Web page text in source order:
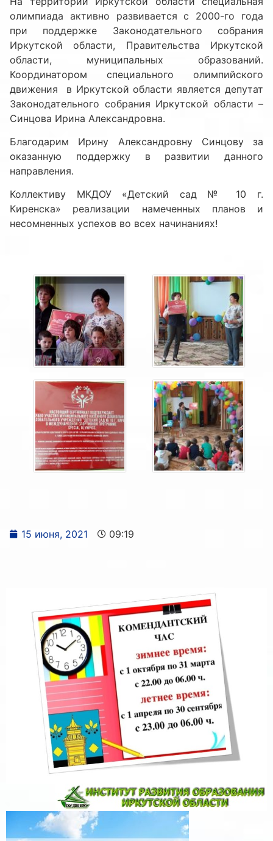
олимпиада активно развивается с 2000-го года
при поддержке Законодательного собрания
Иркутской области, Правительства Иркутской
области, муниципальных образований.
Координатором специального олимпийского
движения в Иркутской области является депутат
Законодательного собрания Иркутской области –
Синцова Ирина Александровна.
Благодарим Ирину Александровну Синцову за
оказанную поддержку в развитии данного
направления.
Коллективу МКДОУ «Детский сад № 10 г.
Киренска» реализации намеченных планов и
несомненных успехов во всех начинаниях!
15 июня, 2021 09:19